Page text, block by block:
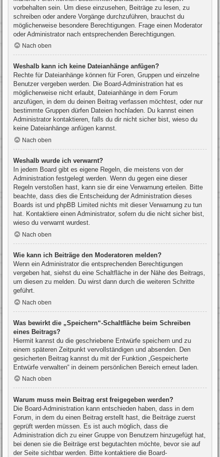
vorbehalten sein. Um diese einzusehen, Beiträge zu lesen, zu
schreiben oder andere Vorgänge durchzuführen, brauchst du
möglicherweise besondere Berechtigungen. Frage einen Moderator
oder Administrator nach entsprechenden Berechtigungen.
Nach oben
Weshalb kann ich keine Dateianhänge anfügen?
Rechte für Dateianhänge können für Foren, Gruppen und einzelne
Benutzer vergeben werden. Die Board-Administration hat es
möglicherweise nicht erlaubt, Dateianhänge in dem Forum
anzufügen, in dem du deinen Beitrag verfassen möchtest, oder nur
bestimmte Gruppen dürfen Dateien hochladen. Du kannst einen
Administrator kontaktieren, falls du dir nicht sicher bist, wieso du
keine Dateianhänge anfügen kannst.
Nach oben
Weshalb wurde ich verwarnt?
In jedem Board gibt es eigene Regeln, die meistens von der
Administration festgelegt werden. Wenn du gegen eine dieser
Regeln verstoßen hast, kann sie dir eine Verwarnung erteilen. Bitte
beachte, dass dies die Entscheidung der Administration dieses
Boards ist und phpBB Limited nichts mit dieser Verwarnung zu tun
hat. Kontaktiere einen Administrator, sofern du die nicht sicher bist,
wieso du verwarnt wurdest.
Nach oben
Wie kann ich Beiträge den Moderatoren melden?
Wenn ein Administrator die entsprechenden Berechtigungen
vergeben hat, siehst du eine Schaltfläche in der Nähe des Beitrags,
um diesen zu melden. Du wirst dann durch die weiteren Schritte
geführt.
Nach oben
Was bewirkt die „Speichern“-Schaltfläche beim Schreiben
eines Beitrags?
Hiermit kannst du die geschriebene Entwürfe speichern und zu
einem späteren Zeitpunkt vervollständigen und absenden. Den
gesicherten Beitrag kannst du mit der Funktion „Gespeicherte
Entwürfe verwalten“ in deinem persönlichen Bereich erneut laden.
Nach oben
Warum muss mein Beitrag erst freigegeben werden?
Die Board-Administration kann entschieden haben, dass in dem
Forum, in dem du einen Beitrag erstellt hast, die Beiträge zuerst
geprüft werden müssen. Es ist auch möglich, dass die
Administration dich zu einer Gruppe von Benutzern hinzugefügt hat,
bei denen sie die Beiträge erst begutachten möchte, bevor sie auf
der Seite sichtbar werden. Bitte kontaktiere die Board-